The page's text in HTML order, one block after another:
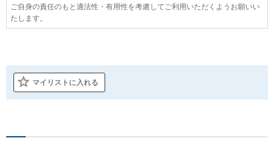
ご自身の責任のもと適法性・有用性を考慮してご利用いただくようお願いい
たします。
マイリストに入れる